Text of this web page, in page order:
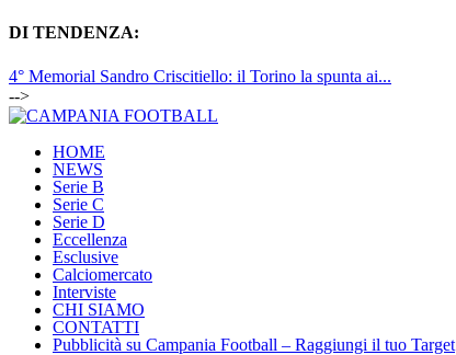
DI TENDENZA:
4° Memorial Sandro Criscitiello: il Torino la spunta ai...
-->
HOME
NEWS
Serie B
Serie C
Serie D
Eccellenza
Esclusive
Calciomercato
Interviste
CHI SIAMO
CONTATTI
Pubblicità su Campania Football – Raggiungi il tuo Target